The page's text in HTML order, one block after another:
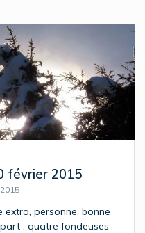
février 2015
extra, personne, bonne
: quatre fondeuses –